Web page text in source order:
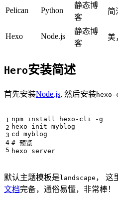
Pelican Python
静态博
客
简
Hexo Node.js
静态博
客
美
Hero安装简述
首先安装Node.js, 然后安装
npm install hexo-cli -g
cd
# 预览
默认主题模板是 landscape ， 这
文档完备，通俗易懂，非常棒！